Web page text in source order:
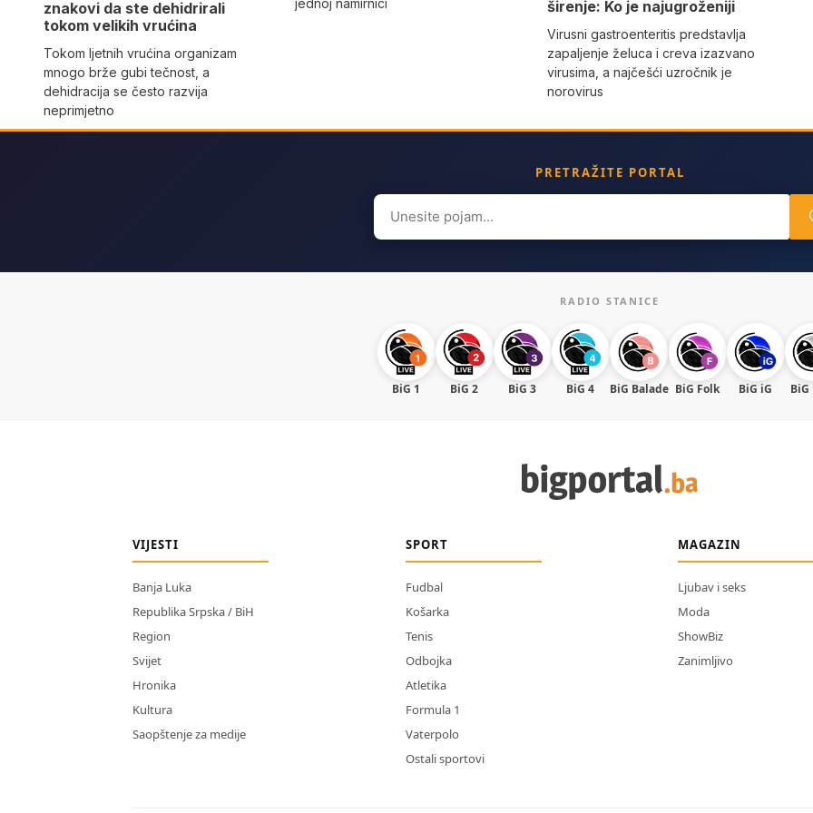
znakovi da ste dehidrirali
tokom velikih vrućina
Tokom ljetnih vrućina organizam
mnogo brže gubi tečnost, a
dehidracija se često razvija
neprimjetno
širenje: Ko je najugroženiji
Virusni gastroenteritis predstavlja
zapaljenje želuca i creva izazvano
virusima, a najčešći uzročnik je
norovirus
PRETRAŽITE PORTAL
Search
for:
RADIO STANICE
BiG 1 BiG 2 BiG 3 BiG 4 BiG Balade BiG Folk BiG iG BiG
VIJESTI
Banja Luka
Republika Srpska / BiH
Region
Svijet
Hronika
Kultura
Saopštenje za medije
SPORT
Fudbal
Košarka
Tenis
Odbojka
Atletika
Formula 1
Vaterpolo
Ostali sportovi
MAGAZIN
Ljubav i seks
Moda
ShowBiz
Zanimljivo